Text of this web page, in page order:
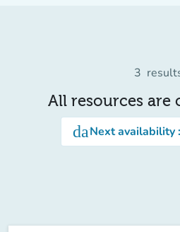
3
All resources are
date_range
Next availability: